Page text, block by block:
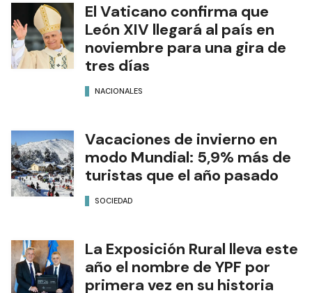
El Vaticano confirma que
León XIV llegará al país en
noviembre para una gira de
tres días
NACIONALES
Vacaciones de invierno en
modo Mundial: 5,9% más de
turistas que el año pasado
SOCIEDAD
La Exposición Rural lleva este
año el nombre de YPF por
primera vez en su historia